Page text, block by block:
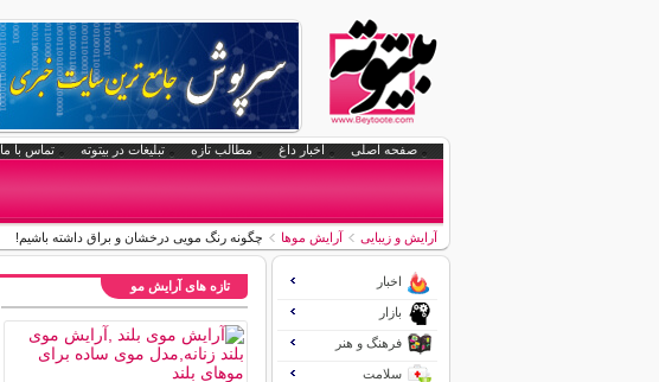
صفحه اصلی اخبار داغ مطالب تازه تبلیغات در بیتوته تماس با ما
آرایش و زیبایی آرایش موها چگونه رنگ مویی درخشان و براق داشته باشیم!
تازه های آرایش مو اخبار
بازار
فرهنگ و هنر
سلامت